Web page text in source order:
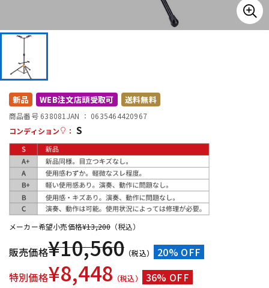
配信/ライブ機器
中古
新品 WEB注文店頭受取可 送料無料
商品番号 638081 JAN ： 0635464420967
コンディション
： S
メーカー希望小売価格¥13,200 （税込）
販売価格¥10,560 （税込）
20% OFF
特別価格¥8,448 （税込） 36% OFF